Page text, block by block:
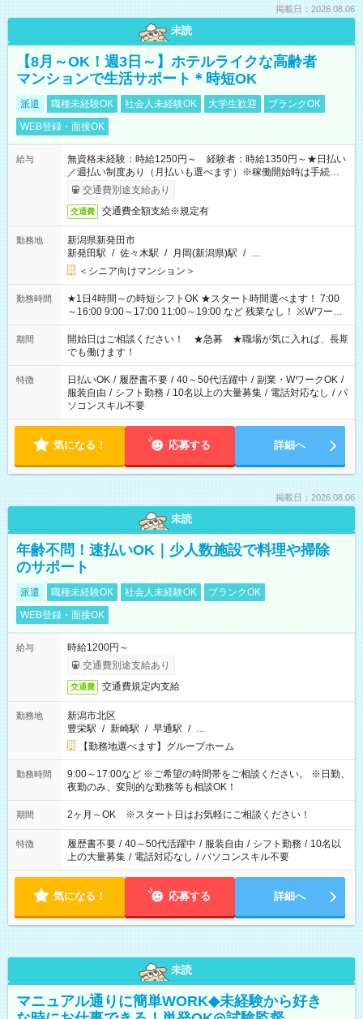
掲載日：2026.08.06
未読
【8月～OK！週3日～】ホテルライクな高齢者
マンションで生活サポート＊時短OK
派遣 職種未経験OK 社会人未経験OK 大学生歓迎
ブランクOK
WEB登録・面接OK
給与
無資格未経験：時給1250円～ 経験者：時給1350円～★日払い
／週払い制度あり（月払いも選べます）※稼働開始時は手続き完
了次第のお支払いとなります。
交通費別途支給あり
交通費 交通費全額支給※規定有
勤務地
新潟県新発田市
新発田駅 / 佐々木駅 / 月岡(新潟県)駅 / …
＜シニア向けマンション＞
勤務時間
★1日4時間～の時短シフトOK ★スタート時間選べます！ 7:00
～16:00 9:00～17:00 11:00～19:00 など 残業なし！ ※Wワーク
の場合、他のお仕事と合わせ週40時間超の就業はご案内できま
せん ※法令に基づき、週20時間以上勤務は社会保険への加入対
象となります ※労働者派遣法（日雇い派遣の原則禁止）によ
り、短時間・短期間の就業はご案内が難しい場合があります
期間
開始日はご相談ください！ ★急募 ★職場が気に入れば、長期
でも働けます！
特徴 日払いOK / 履歴書不要 / 40～50代活躍中 / 副業・WワークOK /
服装自由 / シフト勤務 / 10名以上の大量募集 / 電話対応なし / パ
ソコンスキル不要
気になる！ 応募する 詳細へ
掲載日：2026.08.06
未読
年齢不問！速払いOK｜少人数施設で料理や掃除
のサポート
派遣 職種未経験OK 社会人未経験OK
ブランクOK
WEB登録・面接OK
給与
時給1200円～
交通費別途支給あり
交通費 交通費規定内支給
勤務地
新潟市北区
豊栄駅 / 新崎駅 / 早通駅 / …
【勤務地選べます】グループホーム
勤務時間
9:00～17:00など ※ご希望の時間帯をご相談ください。 ※日勤、
夜勤のみ、変則的な勤務等も相談OK！
期間 2ヶ月～OK ※スタート日はお気軽にご相談ください！
特徴 履歴書不要 / 40～50代活躍中 / 服装自由 / シフト勤務 / 10名以
上の大量募集 / 電話対応なし / パソコンスキル不要
気になる！ 応募する 詳細へ
未読
マニュアル通りに簡単WORK◆未経験から好き